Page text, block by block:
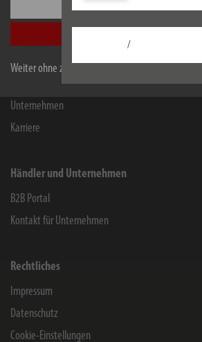
Weiter ohne zu akzeptieren
/
Kontakt für Endverbraucher
Herstellergarantie
Unternehmen
Karriere
Händler und Unternehmen
B2B Portal
Kontakt für Unternehmen
Rechtliches
Impressum
Datenschutz
Cookie-Einstellungen